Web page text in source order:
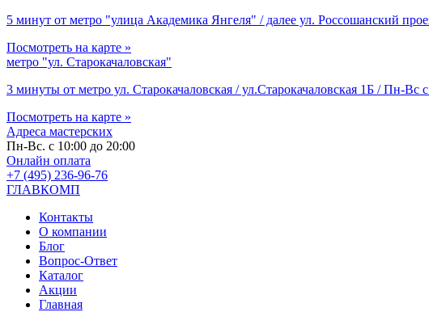
5 минут от метро "улица Академика Янгеля" / далее ул. Россошанский
Посмотреть на карте »
метро "ул. Старокачаловская"
3 минуты от метро ул. Старокачаловская / ул.Старокачаловская 1Б / Пн-Вс
Посмотреть на карте »
Адреса мастерских
Пн-Вс. с 10:00 до 20:00
Онлайн оплата
+7 (495) 236-96-76
ГЛАВКОМП
Контакты
О компании
Блог
Вопрос-Ответ
Каталог
Акции
Главная